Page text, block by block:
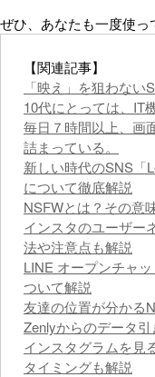
ぜひ、あなたも一度使っ
【関連記事】
「映え」を狙わない
10代にとっては、IT
毎日７時間以上、画
詰まっている。
新しい時代のSNS「
について徹底解説
NSFWとは？その意
インスタのユーザー
法や注意点も解説
LINE オープンチャ
ついて解説
友達の位置が分かる
Zenlyからのデータ
インスタグラムを見
タイミングも解説